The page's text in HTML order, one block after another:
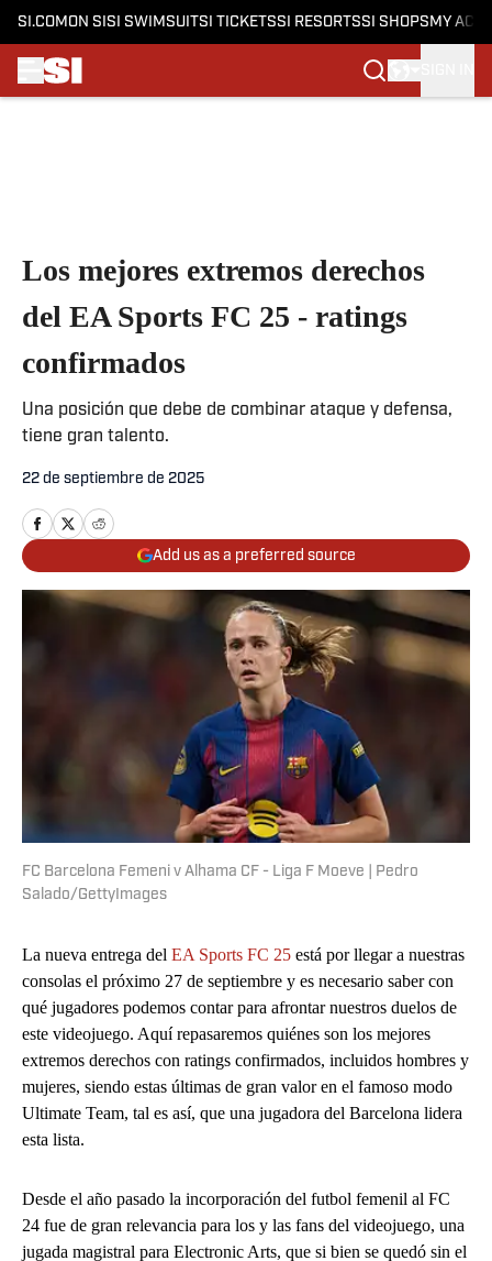
SI.COM ON SI SI SWIMSUITSI TICKETSSI RESORTSSI SHOPS MY
Los mejores extremos derechos
del EA Sports FC 25 - ratings
confirmados
Una posición que debe de combinar ataque y defensa,
tiene gran talento.
22 de septiembre de 2025
Add us as a preferred source
FC Barcelona Femeni v Alhama CF - Liga F Moeve | Pedro
Salado/GettyImages
La nueva entrega del EA Sports FC 25 está por llegar a nuestras
consolas el próximo 27 de septiembre y es necesario saber con
qué jugadores podemos contar para afrontar nuestros duelos de
este videojuego. Aquí repasaremos quiénes son los mejores
extremos derechos con ratings confirmados, incluidos hombres y
mujeres, siendo estas últimas de gran valor en el famoso modo
Ultimate Team, tal es así, que una jugadora del Barcelona lidera
esta lista.
Desde el año pasado la incorporación del futbol femenil al FC
24 fue de gran relevancia para los y las fans del videojuego, una
jugada magistral para Electronic Arts, que si bien se quedó sin el